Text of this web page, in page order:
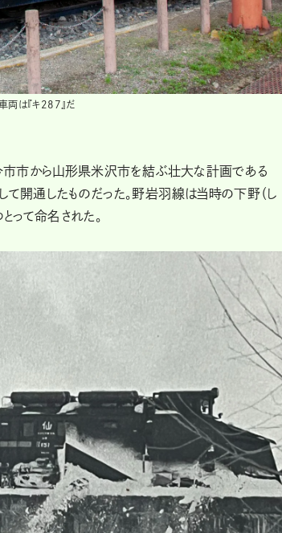
両は『キ287』だ
市市から山形県米沢市を結ぶ壮大な計画である
て開通したものだった。野岩羽線は当時の下野（し
って命名された。